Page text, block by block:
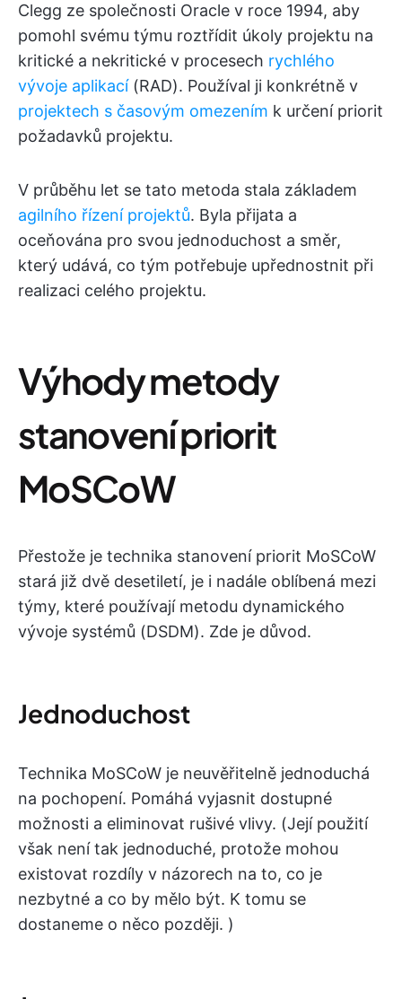
Clegg ze společnosti Oracle v roce 1994, aby
pomohl svému týmu roztřídit úkoly projektu na
kritické a nekritické v procesech rychlého
vývoje aplikací(RAD). Používal ji konkrétně v
projektech s časovým omezením k určení priorit
požadavků projektu.
V průběhu let se tato metoda stala základem
agilního řízení projektů. Byla přijata a
oceňována pro svou jednoduchost a směr,
který udává, co tým potřebuje upřednostnit při
realizaci celého projektu.
Výhody metody
stanovení priorit
MoSCoW
Přestože je technika stanovení priorit MoSCoW
stará již dvě desetiletí, je i nadále oblíbená mezi
týmy, které používají metodu dynamického
vývoje systémů (DSDM). Zde je důvod.
Jednoduchost
Technika MoSCoW je neuvěřitelně jednoduchá
na pochopení. Pomáhá vyjasnit dostupné
možnosti a eliminovat rušivé vlivy. (Její použití
však není tak jednoduché, protože mohou
existovat rozdíly v názorech na to, co je
nezbytné a co by mělo být. K tomu se
dostaneme o něco později. )